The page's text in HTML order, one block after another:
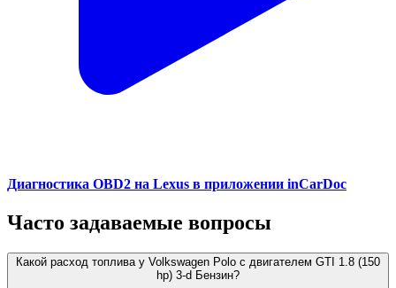
Диагностика OBD2 на Lexus в приложении inCarDoc
Часто задаваемые вопросы
Какой расход топлива у Volkswagen Polo с двигателем GTI 1.8 (150
hp) 3-d Бензин?